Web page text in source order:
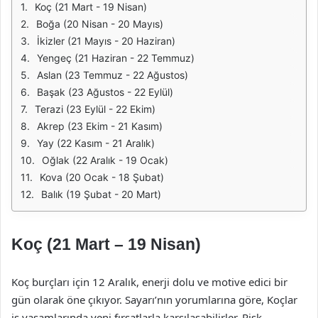
Koç (21 Mart - 19 Nisan)
Boğa (20 Nisan - 20 Mayıs)
İkizler (21 Mayıs - 20 Haziran)
Yengeç (21 Haziran - 22 Temmuz)
Aslan (23 Temmuz - 22 Ağustos)
Başak (23 Ağustos - 22 Eylül)
Terazi (23 Eylül - 22 Ekim)
Akrep (23 Ekim - 21 Kasım)
Yay (22 Kasım - 21 Aralık)
Oğlak (22 Aralık - 19 Ocak)
Kova (20 Ocak - 18 Şubat)
Balık (19 Şubat - 20 Mart)
Koç (21 Mart – 19 Nisan)
Koç burçları için 12 Aralık, enerji dolu ve motive edici bir
gün olarak öne çıkıyor. Sayarı’nın yorumlarına göre, Koçlar